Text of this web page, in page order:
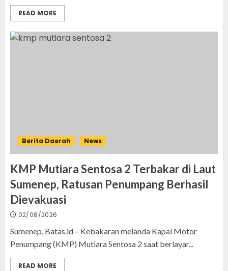
READ MORE
Berita Daerah News
KMP Mutiara Sentosa 2 Terbakar di Laut
Sumenep, Ratusan Penumpang Berhasil
Dievakuasi
02/08/2026
Sumenep, Batas.id – Kebakaran melanda Kapal Motor
Penumpang (KMP) Mutiara Sentosa 2 saat berlayar...
READ MORE